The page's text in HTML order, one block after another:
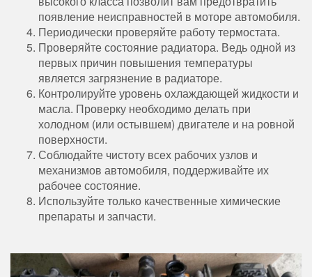
появление неисправностей в моторе автомобиля.
Периодически проверяйте работу термостата.
Проверяйте состояние радиатора. Ведь одной из
первых причин повышения температуры
является загрязнение в радиаторе.
Контролируйте уровень охлаждающей жидкости и
масла. Проверку необходимо делать при
холодном (или остывшем) двигателе и на ровной
поверхности.
Соблюдайте чистоту всех рабочих узлов и
механизмов автомобиля, поддерживайте их
рабочее состояние.
Используйте только качественные химические
препараты и запчасти.